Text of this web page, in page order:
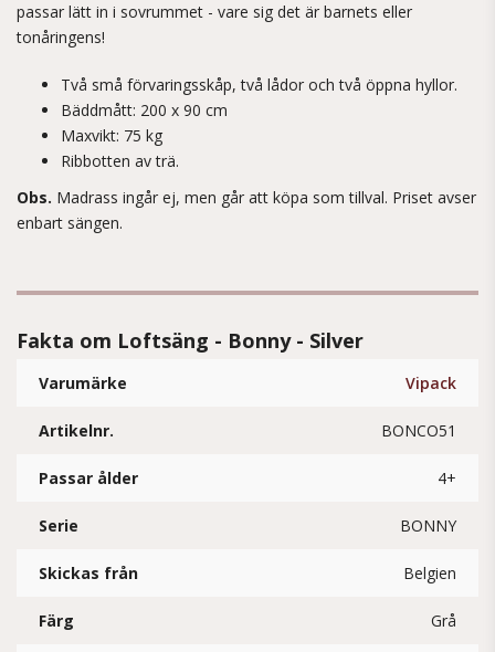
passar lätt in i sovrummet - vare sig det är barnets eller
tonåringens!
Två små förvaringsskåp, två lådor och två öppna hyllor.
Bäddmått: 200 x 90 cm
Maxvikt: 75 kg
Ribbotten av trä.
Obs. Madrass ingår ej, men går att köpa som tillval. Priset avser
enbart sängen.
Fakta om Loftsäng - Bonny - Silver
Varumärke Vipack
Artikelnr. BONCO51
Passar ålder 4+
Serie BONNY
Skickas från Belgien
Färg Grå